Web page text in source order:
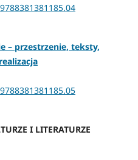
– przestrzenie, teksty,
I LITERATURZE